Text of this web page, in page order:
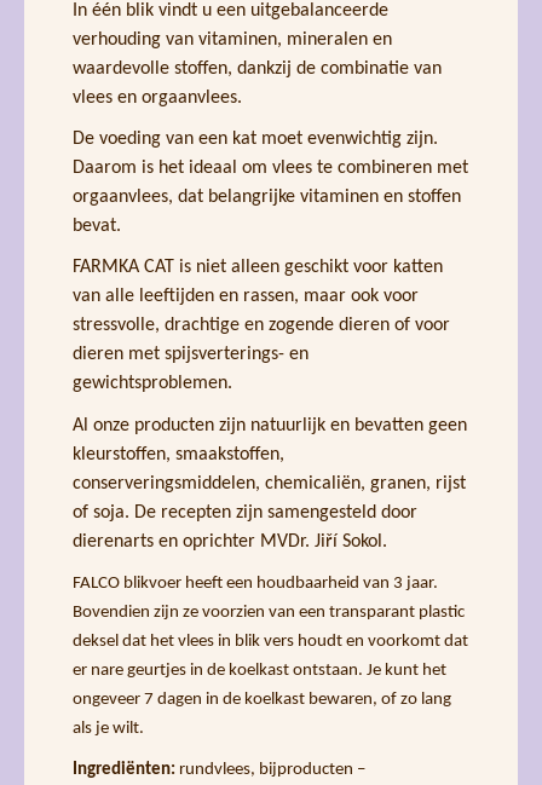
In één blik vindt u een uitgebalanceerde
verhouding van vitaminen, mineralen en
waardevolle stoffen, dankzij de combinatie van
vlees en orgaanvlees.
De voeding van een kat moet evenwichtig zijn.
Daarom is het ideaal om vlees te combineren met
orgaanvlees, dat belangrijke vitaminen en stoffen
bevat.
FARMKA CAT is niet alleen geschikt voor katten
van alle leeftijden en rassen, maar ook voor
stressvolle, drachtige en zogende dieren of voor
dieren met spijsverterings- en
gewichtsproblemen.
Al onze producten zijn natuurlijk en bevatten geen
kleurstoffen, smaakstoffen,
conserveringsmiddelen, chemicaliën, granen, rijst
of soja. De recepten zijn samengesteld door
dierenarts en oprichter MVDr. Jiří Sokol.
FALCO blikvoer heeft een houdbaarheid van 3 jaar.
Bovendien zijn ze voorzien van een transparant plastic
deksel dat het vlees in blik vers houdt en voorkomt dat
er nare geurtjes in de koelkast ontstaan. Je kunt het
ongeveer 7 dagen in de koelkast bewaren, of zo lang
als je wilt.
Ingrediënten: rundvlees, bijproducten –